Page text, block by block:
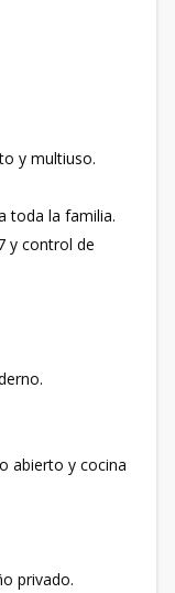
y multiuso.
toda la familia.
y control de
abierto y cocina
privado.